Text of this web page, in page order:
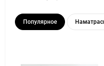
Популярное